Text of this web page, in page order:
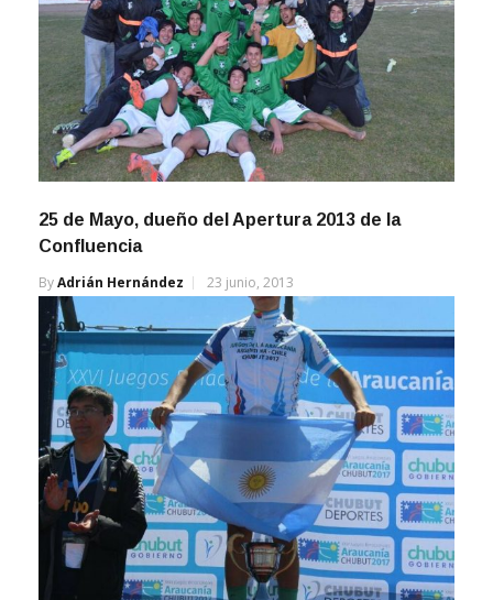
25 de Mayo, dueño del Apertura 2013 de la
Confluencia
ByAdrián Hernández 23 junio, 2013